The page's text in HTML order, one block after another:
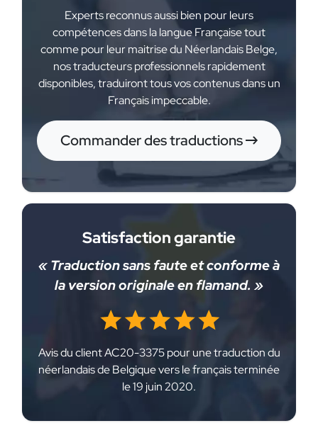
Experts reconnus aussi bien pour leurs
compétences dans la langue Française tout
comme pour leur maitrise du Néerlandais Belge,
nos traducteurs professionnels rapidement
disponibles, traduiront tous vos contenus dans un
Français impeccable.
Commander des traductions
Satisfaction garantie
« Traduction sans faute et conforme à
la version originale en flamand. »
Avis du client AC20-3375 pour une traduction du
néerlandais de Belgique vers le français terminée
le 19 juin 2020.